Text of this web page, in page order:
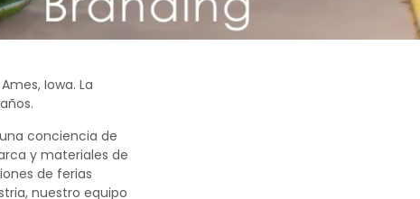
Iowa. La
conciencia de
y materiales de
de ferias
nuestro equipo